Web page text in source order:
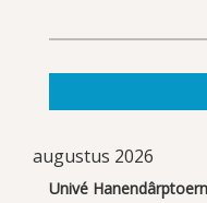
augustus 2026
Univé